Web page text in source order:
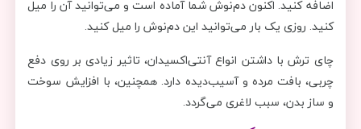
اضافه کنید. اکنون دم‌نوش شما آماده است و می‌توانید آن را میل
کنید. روزی یک بار می‌توانید این دم‌نوش را میل کنید.
چای ترش با داشتن انواع آنتی‌اکسیدان، تاثیر زیادی بر روی دفع
چربی، بافت مرده و آسیب‌دیده دارد. همچنین، با افزایش سوخت
و ساز بدن، سبب لاغری می‌گردد.